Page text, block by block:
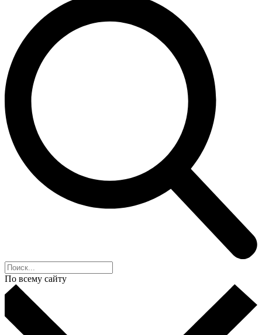
По всему сайту